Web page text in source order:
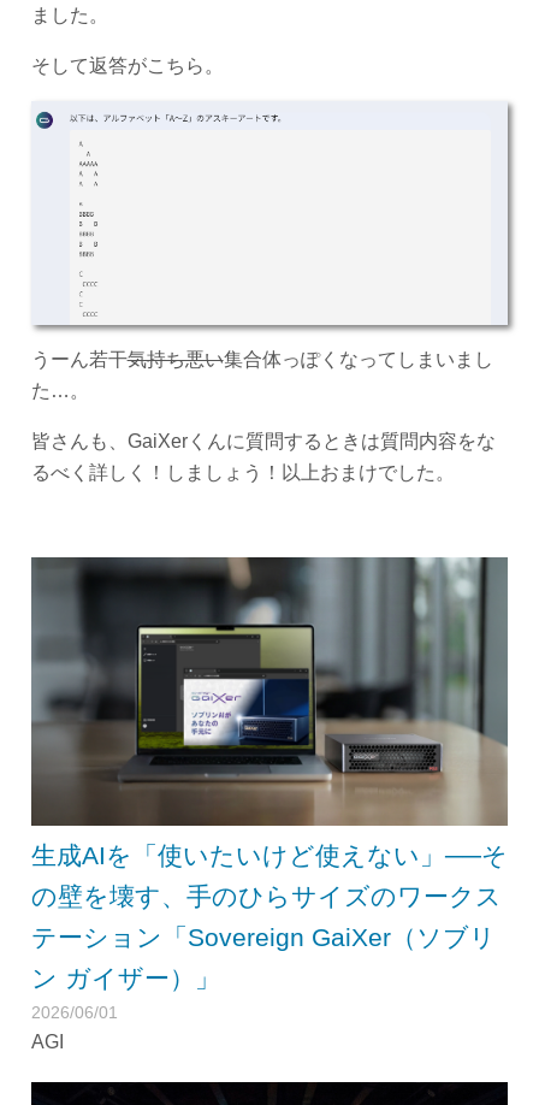
ました。
そして返答がこちら。
うーん若干気持ち悪い集合体っぽくなってしまいまし
た…。
皆さんも、GaiXerくんに質問するときは質問内容をな
るべく詳しく！しましょう！以上おまけでした。
生成AIを「使いたいけど使えない」──そ
の壁を壊す、手のひらサイズのワークス
テーション「Sovereign GaiXer（ソブリ
ン ガイザー）」
2026/06/01
AGI